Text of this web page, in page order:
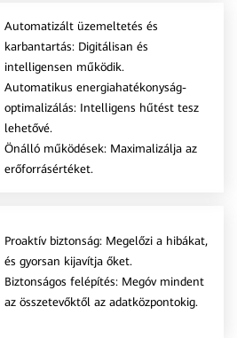
Automatizált üzemeltetés és
karbantartás: Digitálisan és
intelligensen működik.
Automatikus energiahatékonyság-
optimalizálás: Intelligens hűtést tesz
lehetővé.
Önálló működések: Maximalizálja az
erőforrásértéket.
Proaktív biztonság: Megelőzi a hibákat,
és gyorsan kijavítja őket.
Biztonságos felépítés: Megóv mindent
az összetevőktől az adatközpontokig.